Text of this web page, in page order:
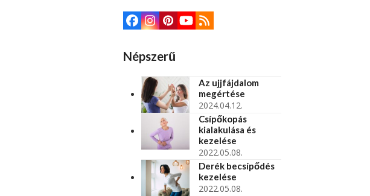
Népszerű
Az ujjfájdalom
megértése
2024.04.12.
Csípőkopás
kialakulása és
kezelése
2022.05.08.
Derék becsípődés
kezelése
2022.05.08.